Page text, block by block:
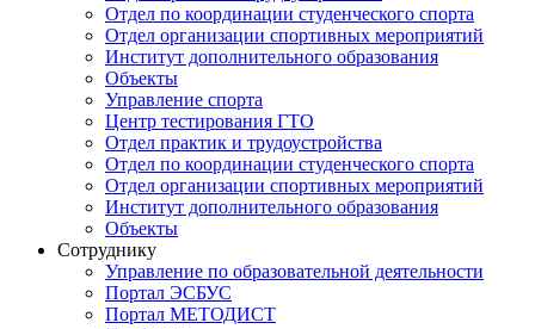
Отдел по координации студенческого спорта
Отдел организации спортивных мероприятий
Институт дополнительного образования
Объекты
Управление спорта
Центр тестирования ГТО
Отдел практик и трудоустройства
Отдел по координации студенческого спорта
Отдел организации спортивных мероприятий
Институт дополнительного образования
Объекты
Сотруднику
Управление по образовательной деятельности
Портал ЭСБУС
Портал МЕТОДИСТ